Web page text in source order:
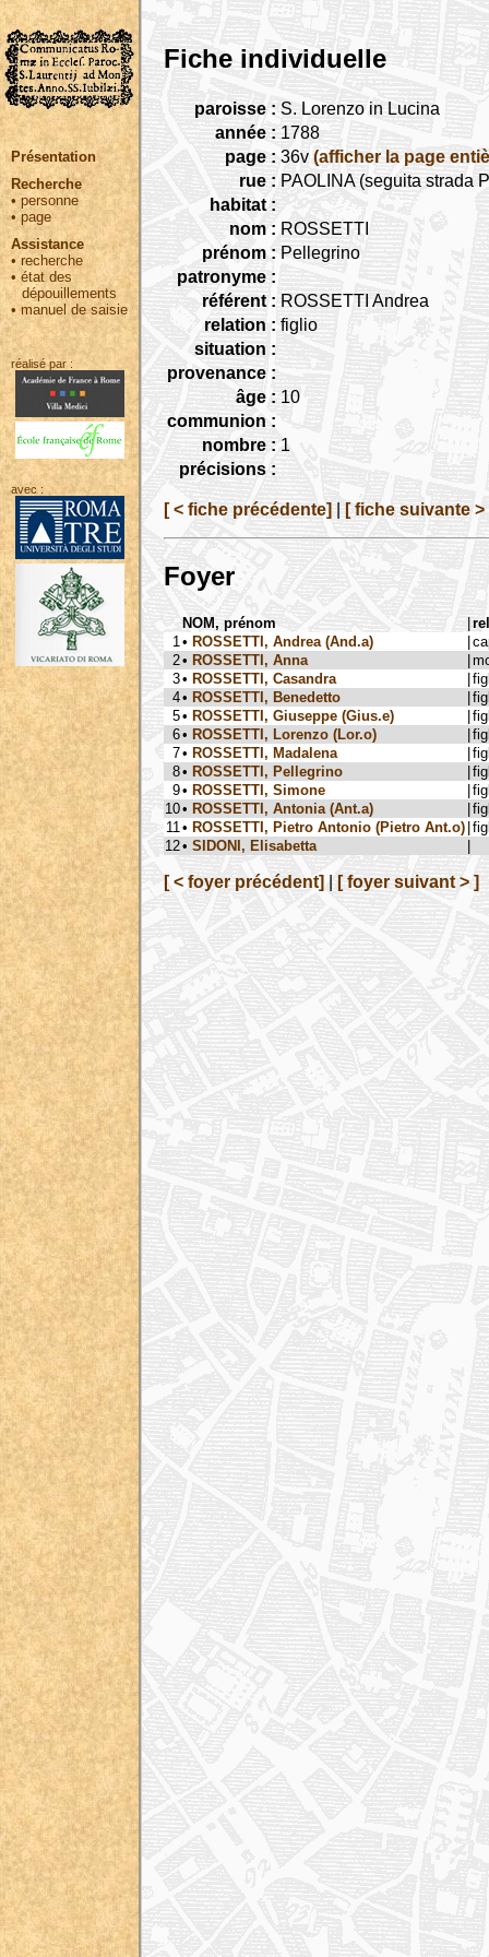
Présentation
Recherche
• personne
•page
Assistance
• recherche
•état des
dépouillements
•manuel de saisie
réalisé par :
avec :
Fiche individuelle
paroisse : S. Lorenzo in Lucina
année : 1788
page : 36v (afficher la page
rue : PAOLINA (seguita strada
habitat :
nom : ROSSETTI
prénom : Pellegrino
patronyme :
référent : ROSSETTI Andrea
relation : figlio
situation :
provenance :
âge : 10
communion :
nombre : 1
précisions :
[ < fiche précédente] [ fiche suivante >
Foyer
NOM, prénom |
1 • ROSSETTI, Andrea (And.a) |
2• ROSSETTI, Anna |
3• ROSSETTI, Casandra |
4• ROSSETTI, Benedetto |
5• ROSSETTI, Giuseppe (Gius.e) |
6• ROSSETTI, Lorenzo (Lor.o) |
7• ROSSETTI, Madalena |
8• ROSSETTI, Pellegrino |
9• ROSSETTI, Simone |
10• ROSSETTI, Antonia (Ant.a) |
11 • ROSSETTI, Pietro Antonio (Pietro Ant.o) |
12• SIDONI, Elisabetta |
[ < foyer précédent] [ foyer suivant > ]